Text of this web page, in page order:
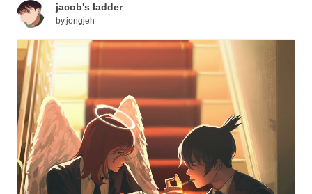
jacob's ladder
byjongjeh